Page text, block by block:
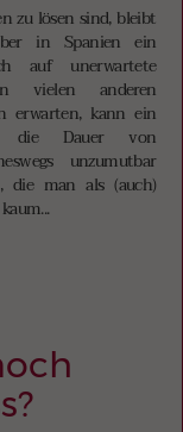
zu lösen sind, bleibt
in Spanien ein
auf unerwartete
vielen anderen
erwarten, kann ein
die Dauer von
unzumutbar
die man als (auch)